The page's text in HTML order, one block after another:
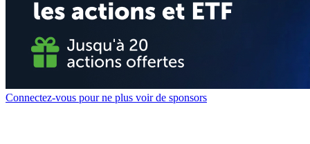
Connectez-vous pour ne plus voir de sponsors